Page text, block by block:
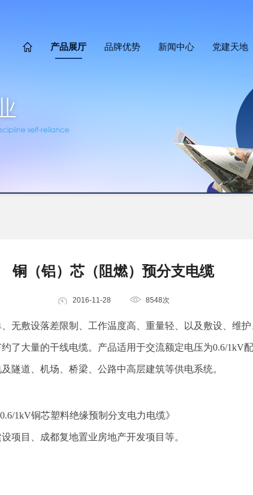
 产品展厅 品牌优势 新闻中心 党建天地
铜（铝）芯（阻燃）预分支电缆
2016-11-28 8548次
无敷设落差限制、工作温度高、重量轻、以及敷设、维
了大量的干线电缆。产品适用于交流额定电压为0.6/1kV
隧道、机场、桥梁、公路中高层建筑等供电系统。
0.6/1kV铜芯塑料绝缘预制分支电力电缆》
项目、成都复地置业房地产开发项目等。